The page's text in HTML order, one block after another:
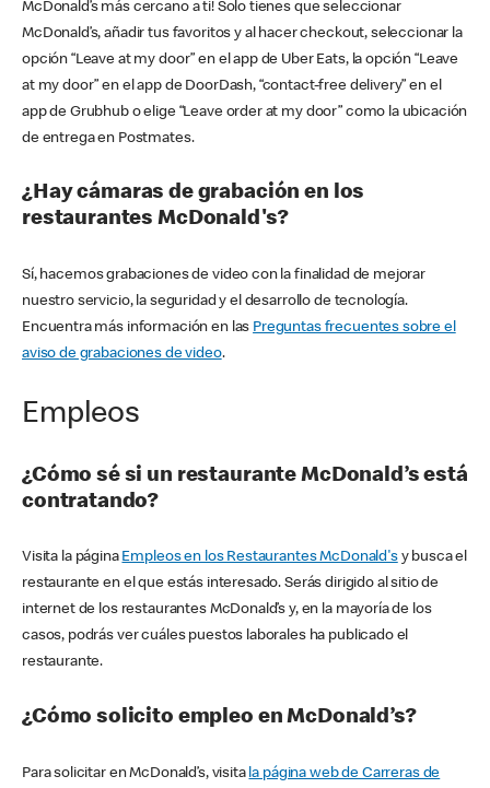
McDonald’s más cercano a ti! Solo tienes que seleccionar
McDonald’s, añadir tus favoritos y al hacer checkout, seleccionar la
opción “Leave at my door” en el app de Uber Eats, la opción “Leave
at my door” en el app de DoorDash, “contact-free delivery” en el
app de Grubhub o elige “Leave order at my door” como la ubicación
de entrega en Postmates.
¿Hay cámaras de grabación en los
restaurantes McDonald's?
Sí, hacemos grabaciones de video con la finalidad de mejorar
nuestro servicio, la seguridad y el desarrollo de tecnología.
Encuentra más información en las Preguntas frecuentes sobre el
aviso de grabaciones de video.
Empleos
¿Cómo sé si un restaurante McDonald’s está
contratando?
Visita la página Empleos en los Restaurantes McDonald'sy busca el
restaurante en el que estás interesado. Serás dirigido al sitio de
internet de los restaurantes McDonald’s y, en la mayoría de los
casos, podrás ver cuáles puestos laborales ha publicado el
restaurante.
¿Cómo solicito empleo en McDonald’s?
Para solicitar en McDonald’s, visita la página web de Carreras de